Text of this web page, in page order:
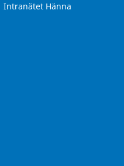
Intranätet Hänna